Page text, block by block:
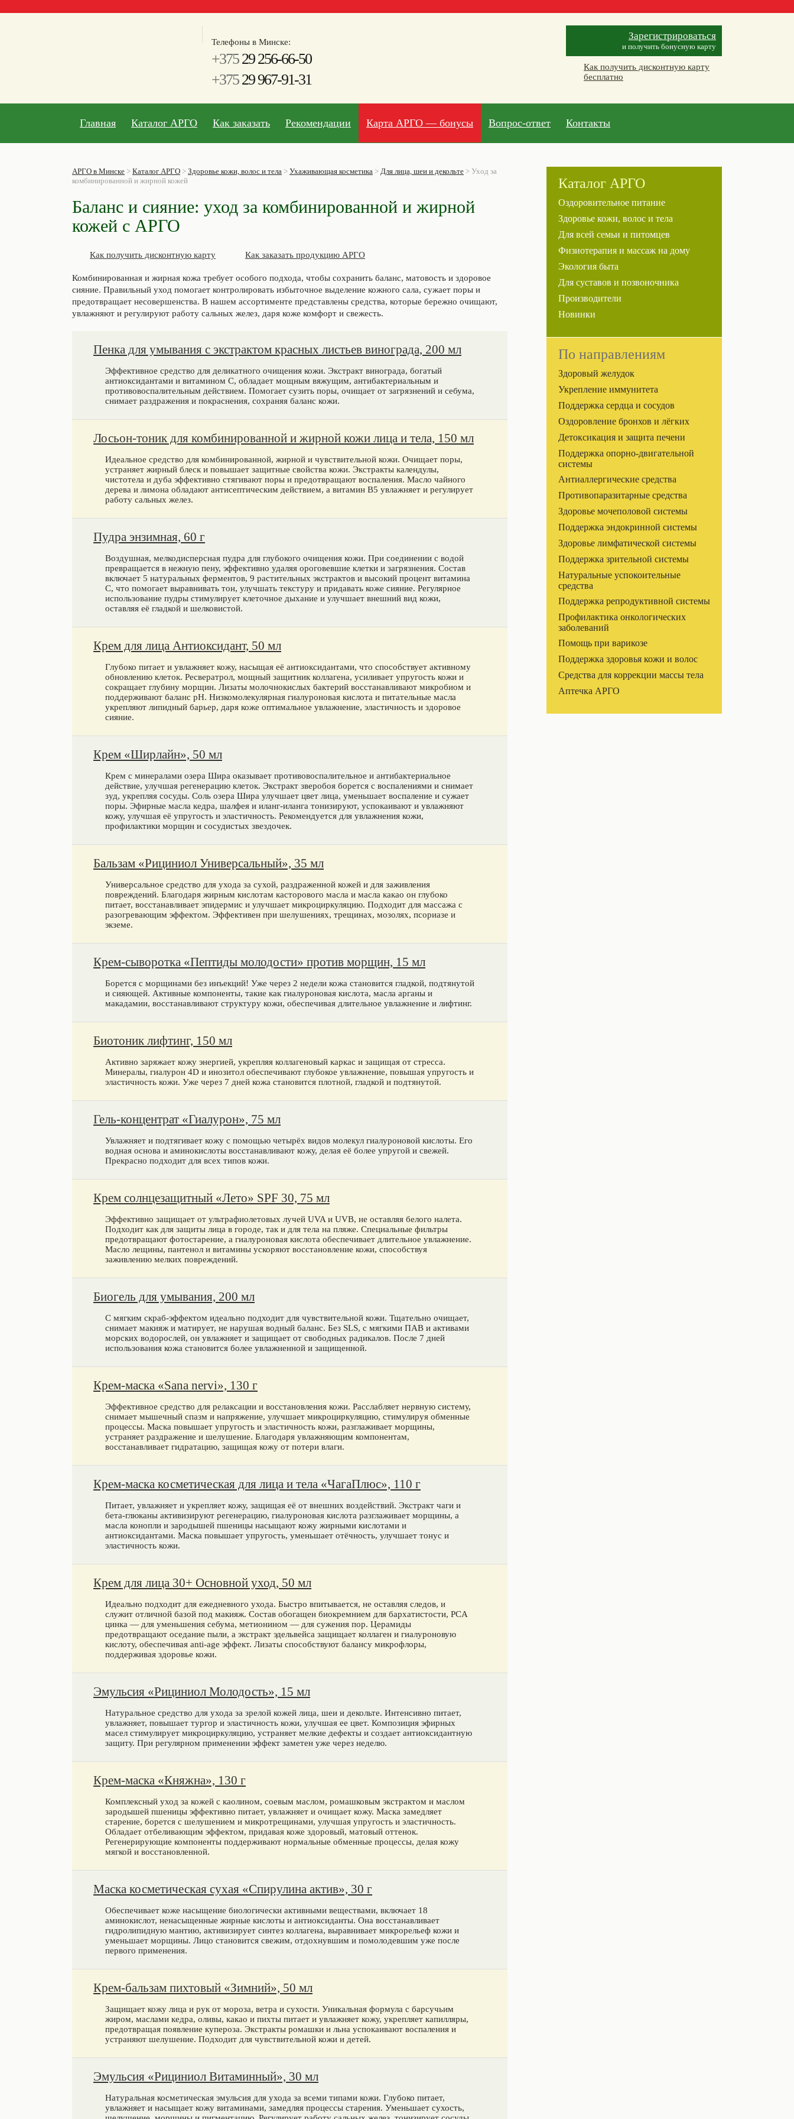
Телефоны в Минске:
+37529 256-66-50
+37529 967-91-31
Зарегистрироваться
и получить бонусную карту
Как получить дисконтную карту
бесплатно
Главная Каталог АРГО Как заказать Рекомендации Карта АРГО — бонусы Вопрос-ответ Контакты
АРГО в Минске > Каталог АРГО > Здоровье кожи, волос и тела > Ухаживающая косметика > Для лица, шеи и декольте > Уход за
комбинированной и жирной кожей
Баланс и сияние: уход за комбинированной и жирной
кожей с АРГО
Как получить дисконтную карту Как заказать продукцию АРГО
Комбинированная и жирная кожа требует особого подхода, чтобы сохранить баланс, матовость и здоровое
сияние. Правильный уход помогает контролировать избыточное выделение кожного сала, сужает поры и
предотвращает несовершенства. В нашем ассортименте представлены средства, которые бережно очищают,
увлажняют и регулируют работу сальных желез, даря коже комфорт и свежесть.
Пенка для умывания с экстрактом красных листьев винограда, 200 мл
Эффективное средство для деликатного очищения кожи. Экстракт винограда, богатый
антиоксидантами и витамином C, обладает мощным вяжущим, антибактериальным и
противовоспалительным действием. Помогает сузить поры, очищает от загрязнений и себума,
снимает раздражения и покраснения, сохраняя баланс кожи.
Лосьон-тоник для комбинированной и жирной кожи лица и тела, 150 мл
Идеальное средство для комбинированной, жирной и чувствительной кожи. Очищает поры,
устраняет жирный блеск и повышает защитные свойства кожи. Экстракты календулы,
чистотела и дуба эффективно стягивают поры и предотвращают воспаления. Масло чайного
дерева и лимона обладают антисептическим действием, а витамин В5 увлажняет и регулирует
работу сальных желез.
Пудра энзимная, 60 г
Воздушная, мелкодисперсная пудра для глубокого очищения кожи. При соединении с водой
превращается в нежную пену, эффективно удаляя ороговевшие клетки и загрязнения. Состав
включает 5 натуральных ферментов, 9 растительных экстрактов и высокий процент витамина
С, что помогает выравнивать тон, улучшать текстуру и придавать коже сияние. Регулярное
использование пудры стимулирует клеточное дыхание и улучшает внешний вид кожи,
оставляя её гладкой и шелковистой.
Крем для лица Антиоксидант, 50 мл
Глубоко питает и увлажняет кожу, насыщая её антиоксидантами, что способствует активному
обновлению клеток. Ресвератрол, мощный защитник коллагена, усиливает упругость кожи и
сокращает глубину морщин. Лизаты молочнокислых бактерий восстанавливают микробиом и
поддерживают баланс pH. Низкомолекулярная гиалуроновая кислота и питательные масла
укрепляют липидный барьер, даря коже оптимальное увлажнение, эластичность и здоровое
сияние.
Крем «Ширлайн», 50 мл
Крем с минералами озера Шира оказывает противовоспалительное и антибактериальное
действие, улучшая регенерацию клеток. Экстракт зверобоя борется с воспалениями и снимает
зуд, укрепляя сосуды. Соль озера Шира улучшает цвет лица, уменьшает воспаление и сужает
поры. Эфирные масла кедра, шалфея и иланг-иланга тонизируют, успокаивают и увлажняют
кожу, улучшая её упругость и эластичность. Рекомендуется для увлажнения кожи,
профилактики морщин и сосудистых звездочек.
Бальзам «Рициниол Универсальный», 35 мл
Универсальное средство для ухода за сухой, раздраженной кожей и для заживления
повреждений. Благодаря жирным кислотам касторового масла и масла какао он глубоко
питает, восстанавливает эпидермис и улучшает микроциркуляцию. Подходит для массажа с
разогревающим эффектом. Эффективен при шелушениях, трещинах, мозолях, псориазе и
экземе.
Крем-сыворотка «Пептиды молодости» против морщин, 15 мл
Борется с морщинами без инъекций! Уже через 2 недели кожа становится гладкой, подтянутой
и сияющей. Активные компоненты, такие как гиалуроновая кислота, масла арганы и
макадамии, восстанавливают структуру кожи, обеспечивая длительное увлажнение и лифтинг.
Биотоник лифтинг, 150 мл
Активно заряжает кожу энергией, укрепляя коллагеновый каркас и защищая от стресса.
Минералы, гиалурон 4D и инозитол обеспечивают глубокое увлажнение, повышая упругость и
эластичность кожи. Уже через 7 дней кожа становится плотной, гладкой и подтянутой.
Гель-концентрат «Гиалурон», 75 мл
Увлажняет и подтягивает кожу с помощью четырёх видов молекул гиалуроновой кислоты. Его
водная основа и аминокислоты восстанавливают кожу, делая её более упругой и свежей.
Прекрасно подходит для всех типов кожи.
Крем солнцезащитный «Лето» SPF 30, 75 мл
Эффективно защищает от ультрафиолетовых лучей UVA и UVB, не оставляя белого налета.
Подходит как для защиты лица в городе, так и для тела на пляже. Специальные фильтры
предотвращают фотостарение, а гиалуроновая кислота обеспечивает длительное увлажнение.
Масло лещины, пантенол и витамины ускоряют восстановление кожи, способствуя
заживлению мелких повреждений.
Биогель для умывания, 200 мл
С мягким скраб-эффектом идеально подходит для чувствительной кожи. Тщательно очищает,
снимает макияж и матирует, не нарушая водный баланс. Без SLS, с мягкими ПАВ и активами
морских водорослей, он увлажняет и защищает от свободных радикалов. После 7 дней
использования кожа становится более увлажненной и защищенной.
Крем-маска «Sana nervi», 130 г
Эффективное средство для релаксации и восстановления кожи. Расслабляет нервную систему,
снимает мышечный спазм и напряжение, улучшает микроциркуляцию, стимулируя обменные
процессы. Маска повышает упругость и эластичность кожи, разглаживает морщины,
устраняет раздражение и шелушение. Благодаря увлажняющим компонентам,
восстанавливает гидратацию, защищая кожу от потери влаги.
Крем-маска косметическая для лица и тела «ЧагаПлюс», 110 г
Питает, увлажняет и укрепляет кожу, защищая её от внешних воздействий. Экстракт чаги и
бета-глюканы активизируют регенерацию, гиалуроновая кислота разглаживает морщины, а
масла конопли и зародышей пшеницы насыщают кожу жирными кислотами и
антиоксидантами. Маска повышает упругость, уменьшает отёчность, улучшает тонус и
эластичность кожи.
Крем для лица 30+ Основной уход, 50 мл
Идеально подходит для ежедневного ухода. Быстро впитывается, не оставляя следов, и
служит отличной базой под макияж. Состав обогащен биокремнием для бархатистости, PCA
цинка — для уменьшения себума, метионином — для сужения пор. Церамиды
предотвращают оседание пыли, а экстракт эдельвейса защищает коллаген и гиалуроновую
кислоту, обеспечивая anti-age эффект. Лизаты способствуют балансу микрофлоры,
поддерживая здоровье кожи.
Эмульсия «Рициниол Молодость», 15 мл
Натуральное средство для ухода за зрелой кожей лица, шеи и декольте. Интенсивно питает,
увлажняет, повышает тургор и эластичность кожи, улучшая ее цвет. Композиция эфирных
масел стимулирует микроциркуляцию, устраняет мелкие дефекты и создает антиоксидантную
защиту. При регулярном применении эффект заметен уже через неделю.
Крем-маска «Княжна», 130 г
Комплексный уход за кожей с каолином, соевым маслом, ромашковым экстрактом и маслом
зародышей пшеницы эффективно питает, увлажняет и очищает кожу. Маска замедляет
старение, борется с шелушением и микротрещинами, улучшая упругость и эластичность.
Обладает отбеливающим эффектом, придавая коже здоровый, матовый оттенок.
Регенерирующие компоненты поддерживают нормальные обменные процессы, делая кожу
мягкой и восстановленной.
Маска косметическая сухая «Спирулина актив», 30 г
Обеспечивает коже насыщение биологически активными веществами, включает 18
аминокислот, ненасыщенные жирные кислоты и антиоксиданты. Она восстанавливает
гидролипидную мантию, активизирует синтез коллагена, выравнивает микрорельеф кожи и
уменьшает морщины. Лицо становится свежим, отдохнувшим и помолодевшим уже после
первого применения.
Крем-бальзам пихтовый «Зимний», 50 мл
Защищает кожу лица и рук от мороза, ветра и сухости. Уникальная формула с барсучьим
жиром, маслами кедра, оливы, какао и пихты питает и увлажняет кожу, укрепляет капилляры,
предотвращая появление купероза. Экстракты ромашки и льна успокаивают воспаления и
устраняют шелушение. Подходит для чувствительной кожи и детей.
Эмульсия «Рициниол Витаминный», 30 мл
Натуральная косметическая эмульсия для ухода за всеми типами кожи. Глубоко питает,
увлажняет и насыщает кожу витаминами, замедляя процессы старения. Уменьшает сухость,
Каталог АРГО
Оздоровительное питание
Здоровье кожи, волос и тела
Для всей семьи и питомцев
Физиотерапия и массаж на дому
Экология быта
Для суставов и позвоночника
Производители
Новинки
По направлениям
Здоровый желудок
Укрепление иммунитета
Поддержка сердца и сосудов
Оздоровление бронхов и лёгких
Детоксикация и защита печени
Поддержка опорно-двигательной
системы
Антиаллергические средства
Противопаразитарные средства
Здоровье мочеполовой системы
Поддержка эндокринной системы
Здоровье лимфатической системы
Поддержка зрительной системы
Натуральные успокоительные
средства
Поддержка репродуктивной системы
Профилактика онкологических
заболеваний
Помощь при варикозе
Поддержка здоровья кожи и волос
Средства для коррекции массы тела
Аптечка АРГО